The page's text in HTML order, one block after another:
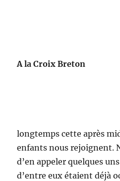
A la Croix Breton
longtemps cette après
enfants nous rejoignent.
d’en appeler quelques
d’entre eux étaient déjà